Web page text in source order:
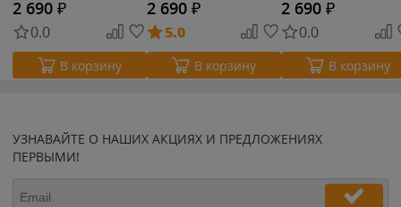
2 690 ₽
0.0
В корзину
2 690 ₽
5.0
В корзину
2 690 ₽
0.0
В корзину
УЗНАВАЙТЕ О НАШИХ АКЦИЯХ И ПРЕДЛОЖЕНИЯХ
ПЕРВЫМИ!